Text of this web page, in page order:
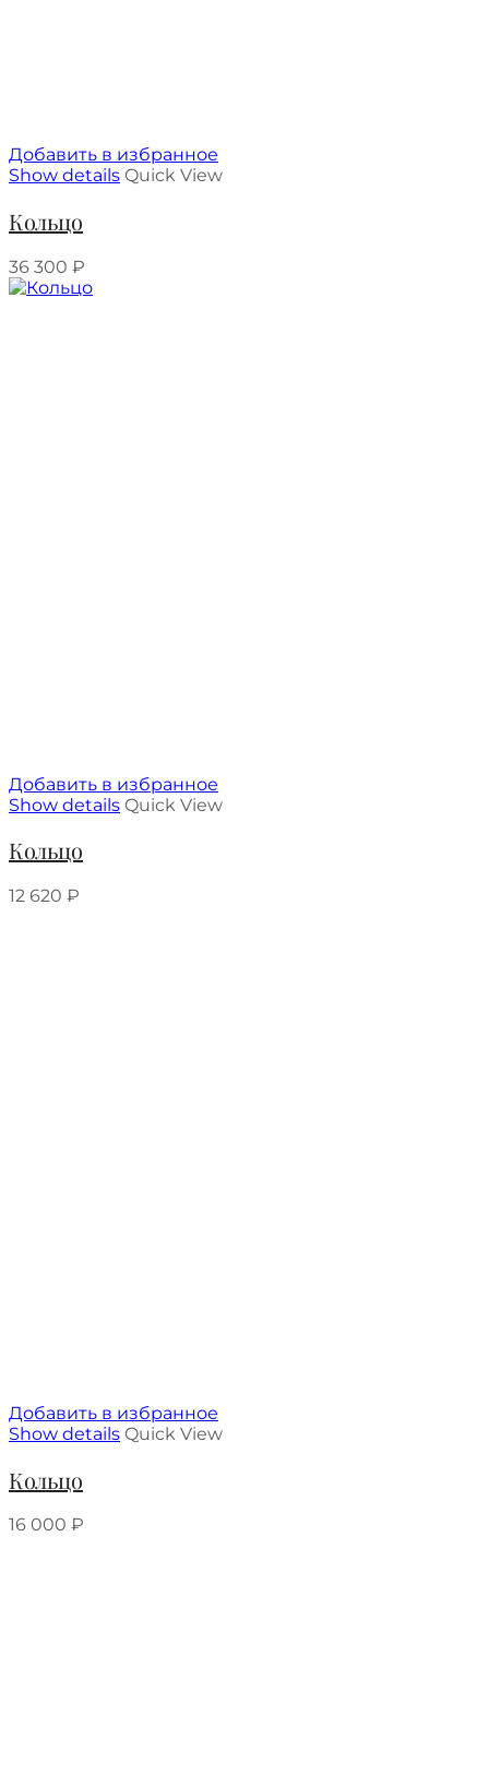
Добавить в избранное
Show details Quick View
Кольцо
36 300 ₽
Добавить в избранное
Show details Quick View
Кольцо
12 620 ₽
Добавить в избранное
Show details Quick View
Кольцо
16 000 ₽